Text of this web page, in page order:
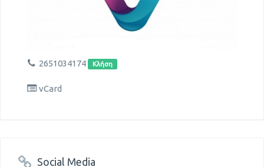
2651034174 Κλήση
vCard
Social Media